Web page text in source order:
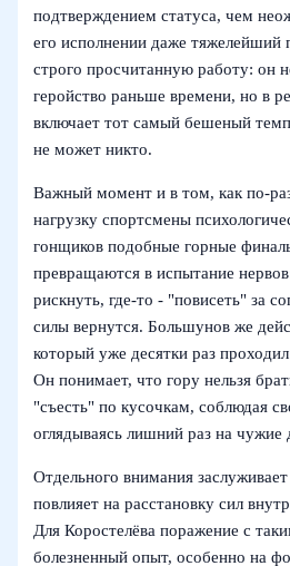
подтверждением статуса, чем
его исполнении даже тяжелейший
строго просчитанную работу: он
геройство раньше времени, но в
включает тот самый бешеный
не может никто.
Важный момент и в том, как
нагрузку спортсмены
гонщиков подобные горные
превращаются в испытание
рискнуть, где-то - "повисеть" за
силы вернутся. Большунов же
который уже десятки раз
Он понимает, что гору нельзя
"съесть" по кусочкам, соблюдая
оглядываясь лишний раз на чужие
Отдельного внимания заслуживает
повлияет на расстановку сил
Для Коростелёва поражение с
болезненный опыт, особенно на